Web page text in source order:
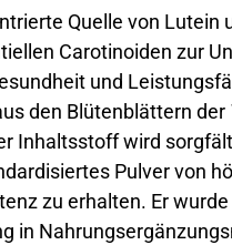
Quelle von Lutein
Carotinoiden zur
und
den Blütenblättern der
Inhaltsstoff wird
Pulver von
zu erhalten. Er
in